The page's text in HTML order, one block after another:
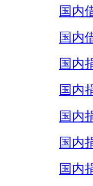
国内
国内
国内
国内
国内
国内
国内